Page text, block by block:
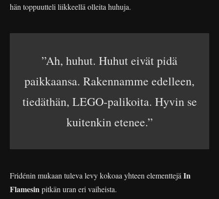
hän toppuutteli liikkeellä olleita huhuja.
”Ah, huhut. Huhut eivät pidä
paikkaansa. Rakennamme edelleen,
tiedäthän, LEGO-palikoita. Hyvin se
kuitenkin etenee.”
Fridénin mukaan tuleva levy kokoaa yhteen elementtejäIn
Flamesinpitkän uran eri vaiheista.